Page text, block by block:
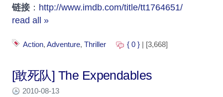
链接 ： http://www.imdb.com/title/tt1764651/
read all »
Action, Adventure, Thriller { 0 } | [3,668]
[敢死队] The Expendables
2010-08-13